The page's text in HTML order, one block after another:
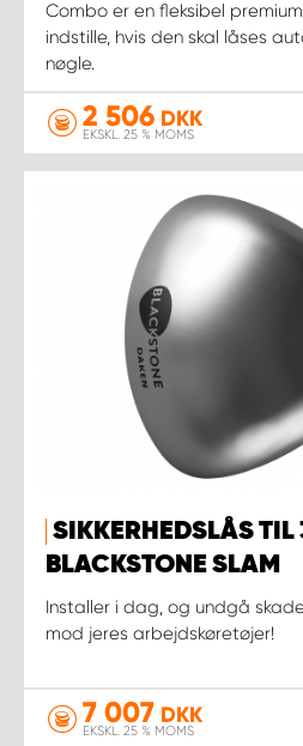
Combo er en fleksibel
indstille, hvis den skal låses
nøgle.
2 506 DKK
EKSKL. 25 % MOMS
SIKKERHEDSLÅS
BLACKSTONE SLAM
Installer i dag, og undgå
mod jeres arbejdskøretøjer!
7 007 DKK
EKSKL. 25 % MOMS